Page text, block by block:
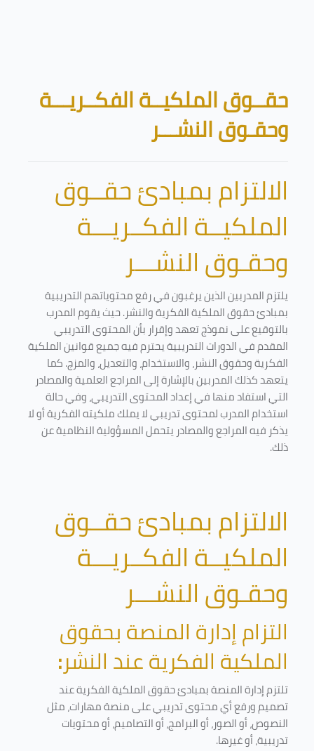
الكتل
حقــوق الملكيــة الفكــريـــة
وحقـوق النشـــر
الالتزام بمبادئ حقــوق
الملكيــة الفكــريـــة
وحقـوق النشـــر
يلتزم المدربين الذين يرغبون في رفع محتوياتهم التدريبية
بمبادئ حقوق الملكية الفكرية والنشر. حيث يقوم المدرب
بالتوقيع على نموذج تعهد وإقرار بأن المحتوى التدريبي
المقدم في الدورات التدريبية يحترم فيه جميع قوانين الملكية
الفكرية وحقوق النشر، والاستخدام، والتعديل، والمزج. كما
يتعهد كذلك المدربين بالإشارة إلى المراجع العلمية والمصادر
التي استفاد منها في إعداد المحتوى التدريبي، وفي حالة
استخدام المدرب لمحتوى تدريبي لا يملك ملكيته الفكرية أو لا
يذكر فيه المراجع والمصادر يتحمل المسؤولية النظامية عن
ذلك.
الالتزام بمبادئ حقــوق
الملكيــة الفكــريـــة
وحقـوق النشـــر
التزام إدارة المنصة بحقوق
الملكية الفكرية عند النشر:
تلتزم إدارة المنصة بمبادئ حقوق الملكية الفكرية عند
تصميم ورفع أي محتوى تدريبي على منصة مهارات، مثل
النصوص، أو الصور، أو البرامج، أو التصاميم، أو محتويات
تدريبية، أو غيرها.